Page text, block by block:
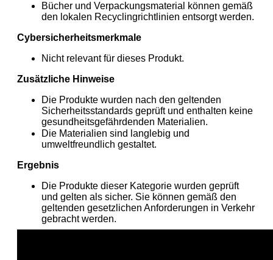
Bücher und Verpackungsmaterial können gemäß
den lokalen Recyclingrichtlinien entsorgt werden.
Cybersicherheitsmerkmale
Nicht relevant für dieses Produkt.
Zusätzliche Hinweise
Die Produkte wurden nach den geltenden
Sicherheitsstandards geprüft und enthalten keine
gesundheitsgefährdenden Materialien.
Die Materialien sind langlebig und
umweltfreundlich gestaltet.
Ergebnis
Die Produkte dieser Kategorie wurden geprüft
und gelten als sicher. Sie können gemäß den
geltenden gesetzlichen Anforderungen in Verkehr
gebracht werden.